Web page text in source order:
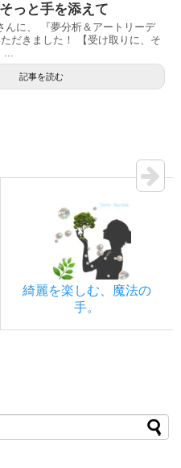
っと手を添えて
んに、 『夢分析＆アートリーデ
だきました！ 【受け取りに、そ
記事を読む
綺麗を楽しむ、魔法の
手。